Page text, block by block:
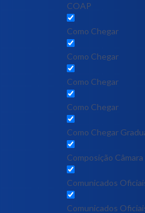
COAP
Como Chegar
Como Chegar
Como Chegar
Como Chegar
Como Chegar
Composição
Comunicados
Comunicados